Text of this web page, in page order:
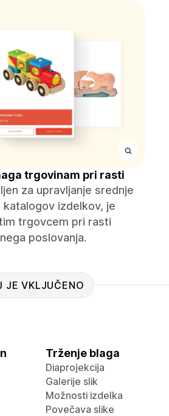
trgovinam pri rasti
za upravljanje srednje
katalogov izdelkov, je
trgovcem pri rasti
poslovanja.
JE VKLJUČENO
Trženje blaga
Diaprojekcija
Galerije slik
Možnosti izdelka
Povečava slike